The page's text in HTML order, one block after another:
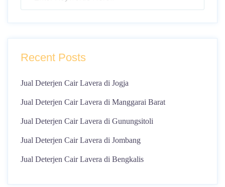
Recent Posts
Jual Deterjen Cair Lavera di Jogja
Jual Deterjen Cair Lavera di Manggarai Barat
Jual Deterjen Cair Lavera di Gunungsitoli
Jual Deterjen Cair Lavera di Jombang
Jual Deterjen Cair Lavera di Bengkalis